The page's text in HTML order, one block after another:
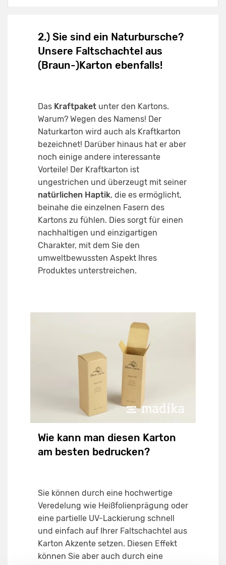
2.) Sie sind ein Naturbursche?
Unsere Faltschachtel aus
(Braun-)Karton ebenfalls!
Das Kraftpaket unter den Kartons.
Warum? Wegen des Namens! Der
Naturkarton wird auch als Kraftkarton
bezeichnet! Darüber hinaus hat er aber
noch einige andere interessante
Vorteile! Der Kraftkarton ist
ungestrichen und überzeugt mit seiner
natürlichen Haptik, die es ermöglicht,
beinahe die einzelnen Fasern des
Kartons zu fühlen. Dies sorgt für einen
nachhaltigen und einzigartigen
Charakter, mit dem Sie den
umweltbewussten Aspekt Ihres
Produktes unterstreichen.
Wie kann man diesen Karton
am besten bedrucken?
Sie können durch eine hochwertige
Veredelung wie Heißfolienprägung oder
eine partielle UV-Lackierung schnell
und einfach auf Ihrer Faltschachtel aus
Karton Akzente setzen. Diesen Effekt
können Sie aber auch durch eine